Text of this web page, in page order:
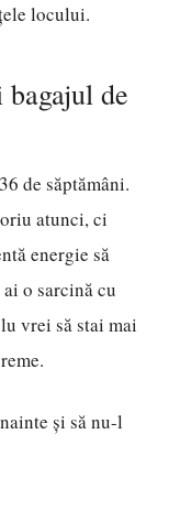
locului.
bagajul de
de săptămâni.
atunci, ci
energie să
o sarcină cu
vrei să stai mai
și să nu-l